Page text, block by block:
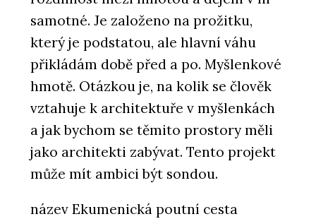
samotné. Je založeno na prožitku,
který je podstatou, ale hlavní váhu
přikládám době před a po. Myšlenkové
hmotě. Otázkou je, na kolik se člověk
vztahuje k architektuře v myšlenkách
a jak bychom se těmito prostory měli
jako architekti zabývat. Tento projekt
může mít ambici být sondou.
název Ekumenická poutní cesta